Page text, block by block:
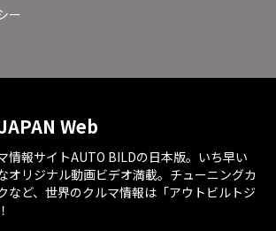
ー
Web
情報サイトAUTO BILDの日本版。いち早い
オリジナル動画ビデオ満載。チューニングカ
など、世界のクルマ情報は「アウトビルトジ